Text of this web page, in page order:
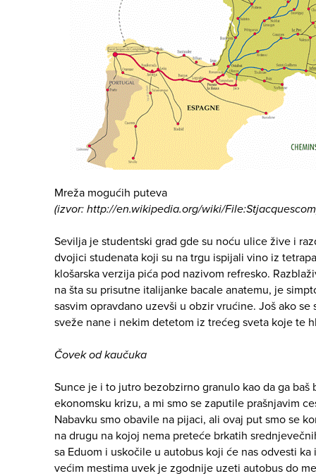
Mreža mogućih puteva
(izvor: http://en.wikipedia.org/wiki/
Sevilja je studentski grad gde su noću ulice žive i
dvojici studenata koji su na trgu ispijali vino iz
klošarska verzija pića pod nazivom refresko.
na šta su prisutne italijanke bacale anatemu, je
sasvim opravdano uzevši u obzir vrućine. Još ako se
sveže nane i nekim detetom iz trećeg sveta koje te
Čovek od kaučuka
Sunce je i to jutro bezobzirno granulo kao da ga
ekonomsku krizu, a mi smo se zaputile prašnjavim
Nabavku smo obavile na pijaci, ali ovaj put smo se
na drugu na kojoj nema preteće brkatih
sa Eduom i uskočile u autobus koji će nas odvesti
većim mestima uvek je zgodnije uzeti autobus do